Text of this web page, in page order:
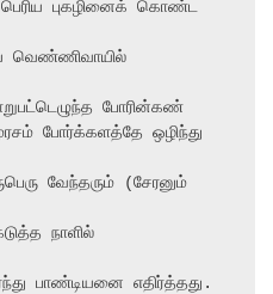
பெரிய புகழினைக் கொண்ட
வெண்ணிவாயில்
போரின்கண்
போர்க்களத்தே ஒழிந்து
வேந்தரும் (சேரனும்
நாளில்
பாண்டியனை எதிர்த்தது.